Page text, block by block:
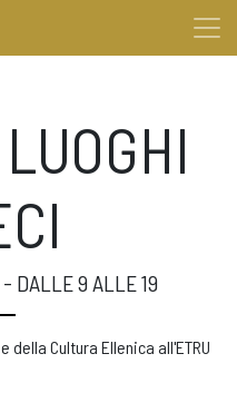
DALLE 9 ALLE 19
della Cultura Ellenica all'ETRU